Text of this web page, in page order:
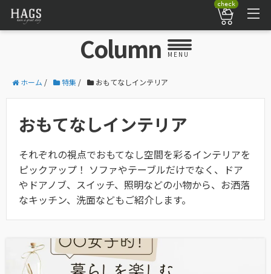
check
Column MENU
ホーム / 特集 / おもてなしインテリア
おもてなしインテリア
それぞれの視点でおもてなし空間を彩るインテリアを
ピックアップ！ ソファやテーブルだけでなく、ドア
やドアノブ、スイッチ、照明などの小物から、お洒落
なキッチン、洗面などもご紹介します。